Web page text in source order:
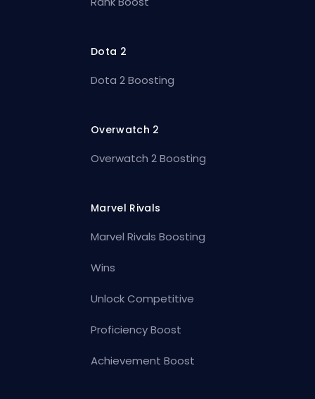
Dota 2
Dota 2 Boosting
Overwatch 2
Overwatch 2 Boosting
Marvel Rivals
Marvel Rivals Boosting
Wins
Unlock Competitive
Proficiency Boost
Achievement Boost